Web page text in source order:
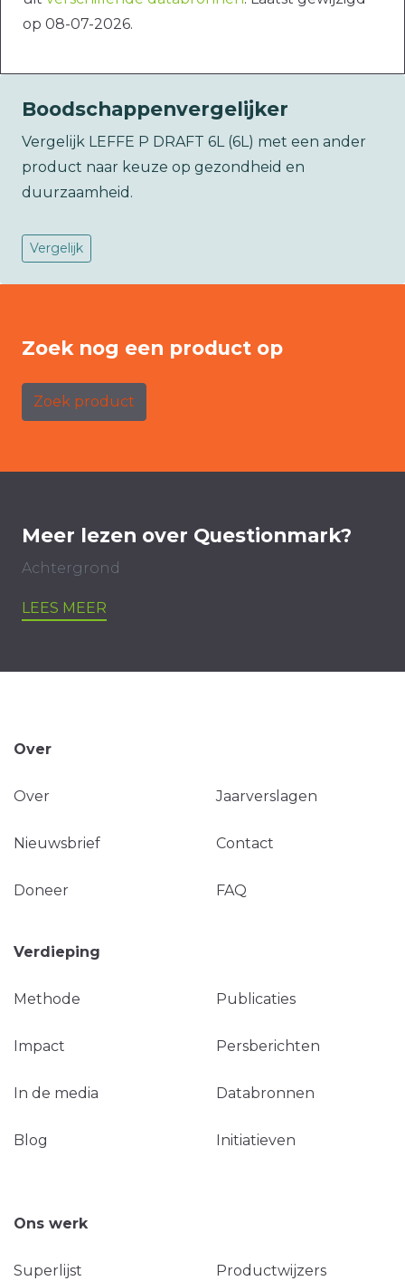
op 08-07-2026.
Boodschappenvergelijker
Vergelijk LEFFE P DRAFT 6L (6L) met een ander
product naar keuze op gezondheid en
duurzaamheid.
Vergelijk
Zoek nog een product op
Zoek product
Meer lezen over Questionmark?
Achtergrond
LEES MEER
Over
Over Jaarverslagen
Nieuwsbrief Contact
Doneer FAQ
Verdieping
Methode Publicaties
Impact Persberichten
In de media Databronnen
Blog Initiatieven
Ons werk
Superlijst Productwijzers